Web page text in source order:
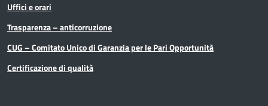
Partecipazioni Societarie
Personale
Uffici e orari
Trasparenza – anticorruzione
CUG – Comitato Unico di Garanzia per le Pari Opportunità
Certificazione di qualità